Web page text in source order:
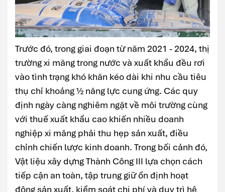
Trước đó, trong giai đoạn từ năm 2021 - 2024, thị
trường xi măng trong nước và xuất khẩu đều rơi
vào tình trạng khó khăn kéo dài khi nhu cầu tiêu
thụ chỉ khoảng ½ năng lực cung ứng. Các quy
định ngày càng nghiêm ngặt về môi trường cùng
với thuế xuất khẩu cao khiến nhiều doanh
nghiệp xi măng phải thu hẹp sản xuất, điều
chỉnh chiến lược kinh doanh. Trong bối cảnh đó,
Vật liệu xây dựng Thành Công III lựa chọn cách
tiếp cận an toàn, tập trung giữ ổn định hoạt
động sản xuất, kiểm soát chi phí và duy trì hệ